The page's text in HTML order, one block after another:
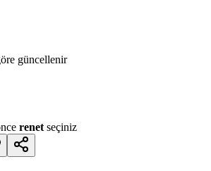
güncellenir
renet seçiniz